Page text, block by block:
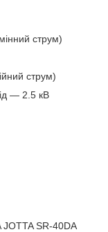
струм)
струм)
— 2.5 кВ
JOTTA SR-40DA